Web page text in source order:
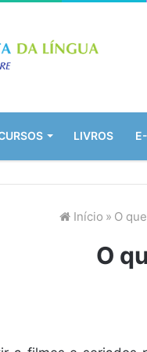
LIVROS
Início » O
O